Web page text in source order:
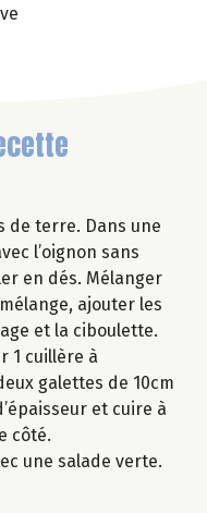
de terre. Dans une
l’oignon sans
en dés. Mélanger
ajouter les
et la ciboulette.
1 cuillère à
galettes de 10cm
et cuire à
côté.
une salade verte.